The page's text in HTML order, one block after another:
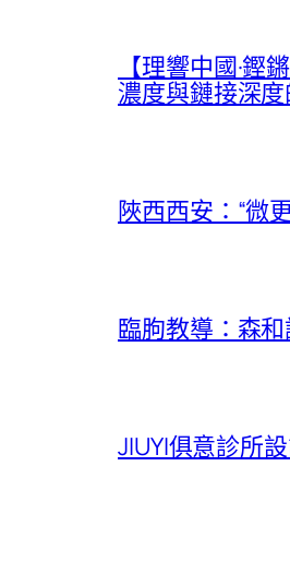
【理響中國·
濃度與鏈接深
陜西西安：“微
臨朐教導：森
JIUYI俱意診所